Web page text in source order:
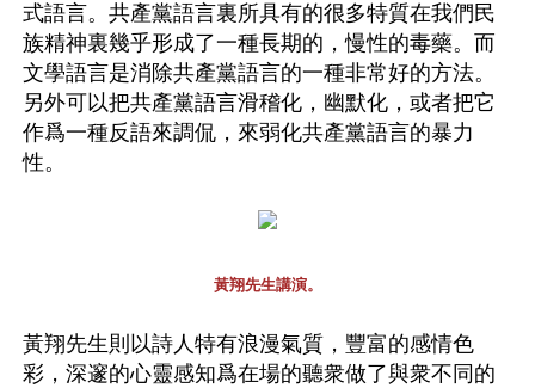
式語言。共產黨語言裏所具有的很多特質在我們民
族精神裏幾乎形成了一種長期的，慢性的毒藥。而
文學語言是消除共產黨語言的一種非常好的方法。
另外可以把共產黨語言滑稽化，幽默化，或者把它
作爲一種反語來調侃，來弱化共產黨語言的暴力
性。
黃翔先生講演。
黃翔先生則以詩人特有浪漫氣質，豐富的感情色
彩，深邃的心靈感知爲在場的聽衆做了與衆不同的